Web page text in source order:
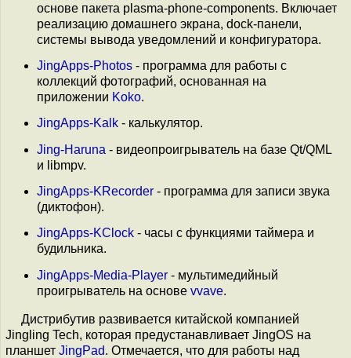
основе пакета plasma-phone-components. Включает
реализацию домашнего экрана, dock-панели,
системы вывода уведомлений и конфигуратора.
JingApps-Photos - программа для работы с
коллекций фотографий, основанная на
приложении Koko.
JingApps-Kalk - калькулятор.
Jing-Haruna - видеопроигрыватель на базе Qt/QML
и libmpv.
JingApps-KRecorder - программа для записи звука
(диктофон).
JingApps-KClock - часы с функциями таймера и
будильника.
JingApps-Media-Player - мультимедийный
проигрыватель на основе vvave.
Дистрибутив развивается китайской компанией
Jingling Tech, которая предустанавливает JingOS на
планшет JingPad. Отмечается, что для работы над